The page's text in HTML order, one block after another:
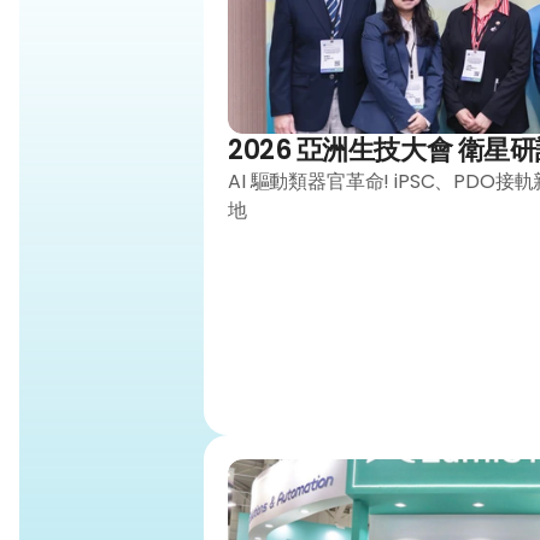
2026 亞洲生技大會 衛星
AI 驅動類器官革命! iPSC、PDO接
地